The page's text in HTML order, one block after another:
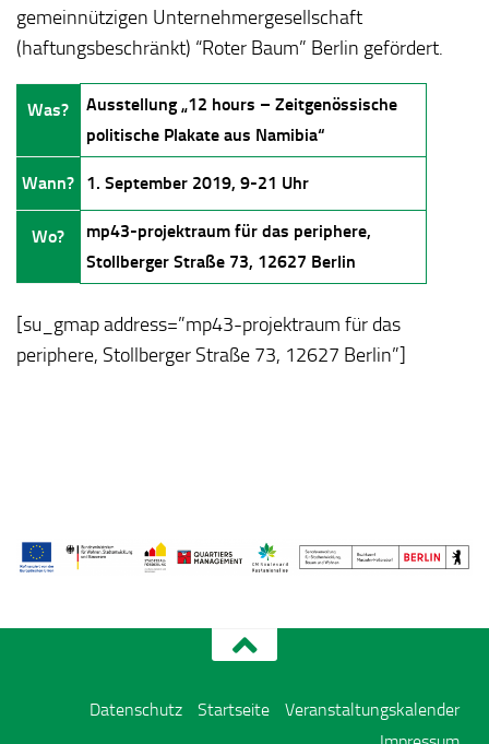
gemeinnützigen Unternehmergesellschaft
(haftungsbeschränkt) “Roter Baum” Berlin gefördert.
Was?
Ausstellung „12 hours – Zeitgenössische
politische Plakate aus Namibia“
Wann? 1. September 2019, 9-21 Uhr
Wo?
mp43-projektraum für das periphere,
Stollberger Straße 73, 12627 Berlin
[su_gmap address=”mp43-projektraum für das
periphere, Stollberger Straße 73, 12627 Berlin”]
Veranstaltungskalender
Startseite
Datenschutz